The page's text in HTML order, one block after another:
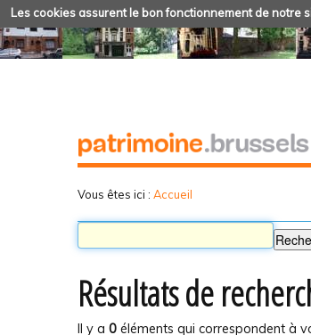
Les cookies assurent le bon fonctionnement de notre
Vous êtes ici : Accueil
Résultats de
Il y a 0 éléments qui correspondent à